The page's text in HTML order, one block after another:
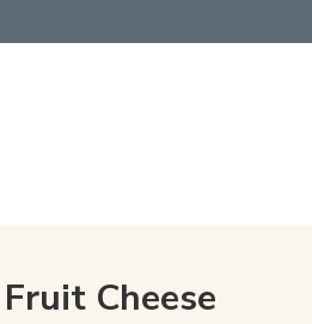
Fruit Cheese